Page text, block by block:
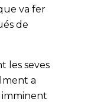
va fer
de
les seves
a
imminent